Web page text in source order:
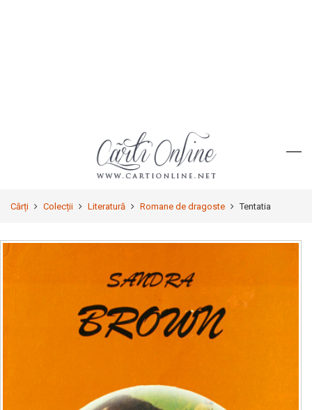
Cărți Colecții Literatură Romane de dragoste Tentatia